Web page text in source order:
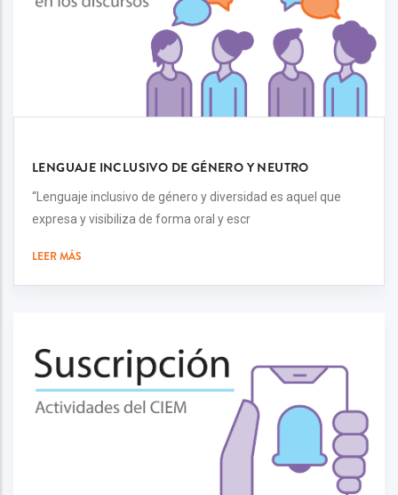
LENGUAJE INCLUSIVO DE GÉNERO Y NEUTRO
“Lenguaje inclusivo de género y diversidad es aquel que
expresa y visibiliza de forma oral y escr
LEER MÁS